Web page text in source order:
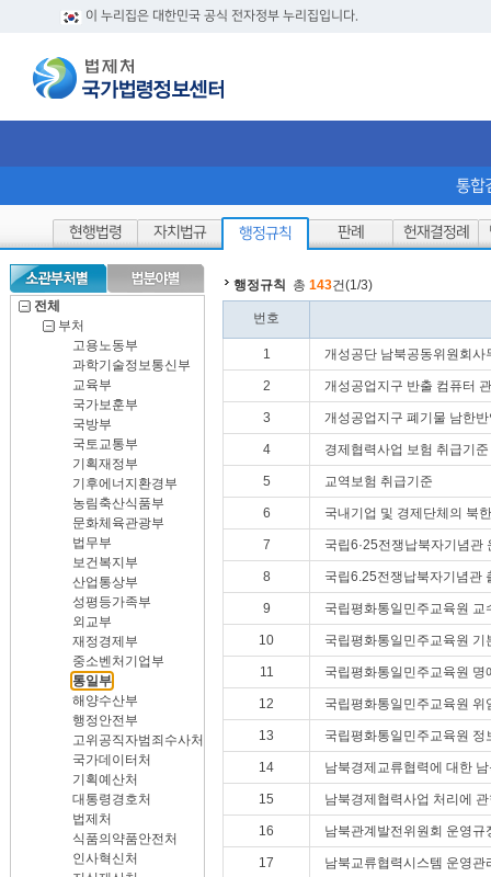
이 누리집은 대한민국 공식 전자정부 누리집입니다.
통합
현행법령 자치법규 행정규칙 판례 헌재결정례
전체
부처
고용노동부
과학기술정보통신부
교육부
국가보훈부
국방부
국토교통부
기획재정부
기후에너지환경부
농림축산식품부
문화체육관광부
법무부
보건복지부
산업통상부
성평등가족부
외교부
재정경제부
중소벤처기업부
통일부
해양수산부
행정안전부
고위공직자범죄수사처
국가데이터처
기획예산처
대통령경호처
법제처
식품의약품안전처
인사혁신처
행정규칙 총 143건(1/3)
번호
1 개성공단 남북공동위원회사
2 개성공업지구 반출 컴퓨터
3 개성공업지구 폐기물 남한
4 경제협력사업 보험 취급기준
5 교역보험 취급기준
6 국내기업 및 경제단체의 북
7 국립6·25전쟁납북자기념관
8 국립6.25전쟁납북자기념관
9 국립평화통일민주교육원
10 국립평화통일민주교육원 기
11 국립평화통일민주교육원 명
12 국립평화통일민주교육원 위
13 국립평화통일민주교육원 정
14 남북경제교류협력에 대한
15 남북경제협력사업 처리에
16 남북관계발전위원회 운영규
17 남북교류협력시스템 운영관